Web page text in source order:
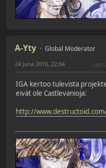
A-Yty Global Moderator
24 June 2010, 22:04 Last
IGA kertoo tulevista
eivät ole Castlevanioja:
http://